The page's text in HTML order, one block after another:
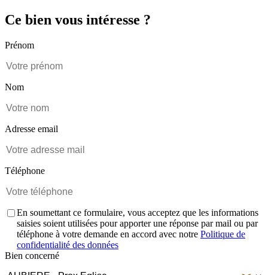
Ce bien vous intéresse ?
Prénom
Nom
Adresse email
Téléphone
En soumettant ce formulaire, vous acceptez que les informations
saisies soient utilisées pour apporter une réponse par mail ou par
téléphone à votre demande en accord avec notre Politique de
confidentialité des données
Bien concerné